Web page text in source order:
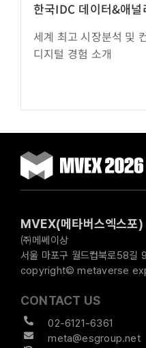
한국IDC 데이터&애
세계 최고 시장분석 및
디지털 경험 소개
MVEX(메타버스엑스포)
㈜메쎄이상
서울 마포구 월드컵북로58길
copyright© metaverse
CONTACT US
02-6121-6361
meta@esgroup.net